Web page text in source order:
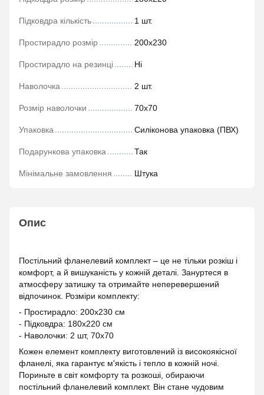
Підковдра кількість 1 шт.
Простирадло розмір 200х230
Простирадло на резинці Ні
Наволочка 2 шт.
Розмір наволочки 70х70
Упаковка Силіконова упаковка (ПВХ)
Подарункова упаковка Так
Мінімальне замовлення Штука
Опис
Постільний фланелевий комплект – це не тільки розкіш і
комфорт, а й вишуканість у кожній деталі. Зануртеся в
атмосферу затишку та отримайте неперевершений
відпочинок. Розміри комплекту:
- Простирадло: 200х230 см
- Підковдра: 180х220 см
- Наволочки: 2 шт, 70х70
Кожен елемент комплекту виготовлений із високоякісної
фланелі, яка гарантує м'якість і тепло в кожній ночі.
Пориньте в світ комфорту та розкоші, обираючи
постільний фланелевий комплект. Він стане чудовим